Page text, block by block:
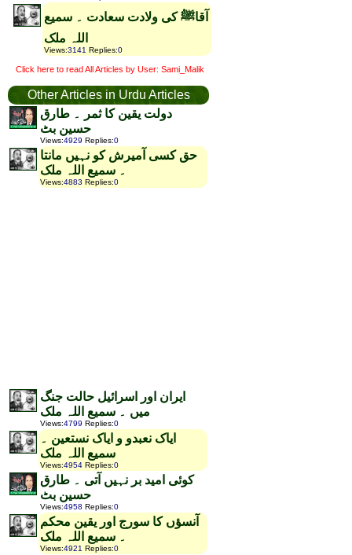
آقاﷺ کی ولادت سعادت ۔ سمیع
اللہ ملک
Views:3141 Replies:0
Click here to read All Articles by User: Sami_Malik
Other Articles in Urdu Articles
دولت یقین کا ثمر ۔ طارق
حسین بٹ
Views:4929 Replies:0
حق کسی آمیرش کو نہیں مانتا
۔ سمیع اللہ ملک
Views:4883 Replies:0
ایران اور اسرائیل حالت جنگ
میں ۔ سمیع اللہ ملک
Views:4799 Replies:0
ایاک نعبدو و ایاک نستعین ۔
سمیع اللہ ملک
Views:4954 Replies:0
کوئی امید بر نہیں آتی ۔ طارق
حسین بٹ
Views:4958 Replies:0
آنسؤں کا سورج اور یقین محکم
۔ سمیع اللہ ملک
Views:4921 Replies:0